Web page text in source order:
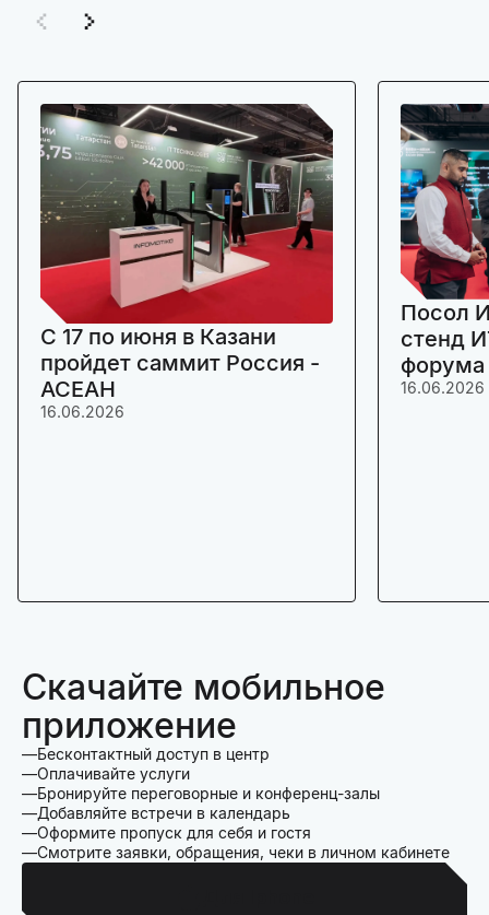
C 17 по июня в Казани
пройдет саммит Россия -
АСЕАН
16.06.2026
Посол
стенд
16.06.2026
Скачайте мобильное
приложение
Бесконтактный доступ в центр
Оплачивайте услуги
Бронируйте переговорные и конференц-залы
Добавляйте встречи в календарь
Оформите пропуск для себя и гостя
Смотрите заявки, обращения, чеки в личном кабинете